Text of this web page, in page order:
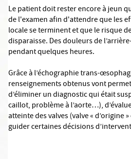
Le patient doit rester encore à jeun
de l'examen afin d'attendre que les
locale se terminent et que le risque
disparaisse. Des douleurs de
pendant quelques heures.
Grâce à l’échographie trans-
renseignements obtenus vont
d’éliminer un diagnostic qui était
caillot, problème à l’aorte…),
atteinte des valves (valve « d’origine
guider certaines décisions